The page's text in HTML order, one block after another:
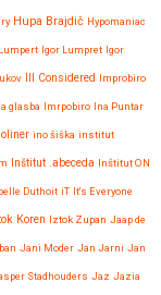
Hupa Brajdič Hypomaniac
Igor Lumpret Igor
Ill Considered Improbiro
glasba Imrpobiro Ina Puntar
ino šiška institut
Inštitut .abeceda Inštitut ON
Duthoit iT It's Everyone
Koren Iztok Zupan Jaap de
Jani Moder Jan Jarni Jan
Stadhouders Jaz Jazia